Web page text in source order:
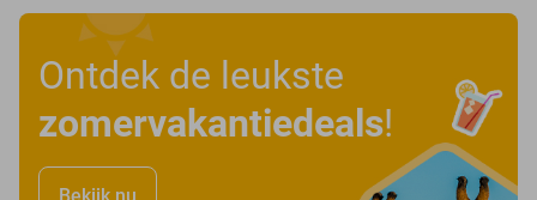
Ontdek de leukste
zomervakantiedeals!